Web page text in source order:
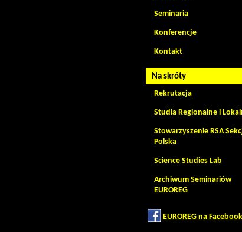
Seminaria
Konferencje
Kontakt
Na skróty
Rekrutacja
Studia Regionalne i
Stowarzyszenie RSA
Polska
Science Studies Lab
Archiwum Seminariów
EUROREG
EUROREG na